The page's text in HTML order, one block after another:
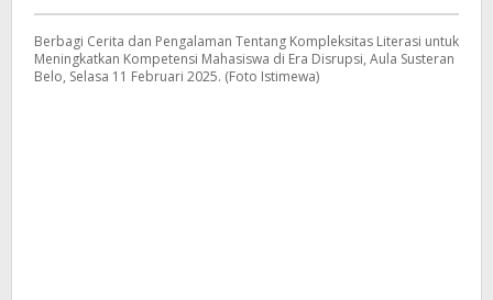
Verry
Guru
sebagai
Narasumber
Berbagi Cerita dan Pengalaman Tentang Kompleksitas Literasi untuk
Meningkatkan Kompetensi Mahasiswa di Era Disrupsi, Aula Susteran
Belo, Selasa 11 Februari 2025. (Foto Istimewa)